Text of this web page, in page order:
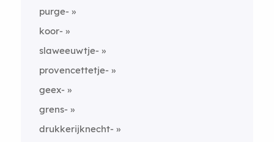
purge-
koor-
slaweeuwtje-
provencettetje-
geex-
grens-
drukkerijknecht-